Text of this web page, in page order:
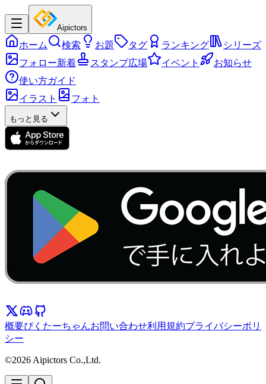
Aipictors
ホーム 検索 お題 タグ ランキング
シリーズ
フォロー新着
スタンプ広場 イベント
お知らせ
使い方ガイド
イラスト
フォト
もっと見る
概要ぴくたーちゃんお問い合わせ利用規約プライバシーポリ
シー
©2026 Aipictors Co.,Ltd.